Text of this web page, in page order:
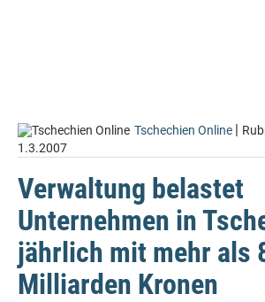
Tschechien Online |
1.3.2007
Verwaltung belastet
Unternehmen in
jährlich mit mehr als
Milliarden Kronen